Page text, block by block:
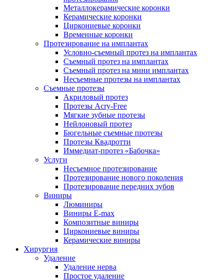
Металлокерамические коронки
Керамические коронки
Циркониевые коронки
Временные коронки
Протезирование на имплантах
Условно-съемный протез на имплантах
Съемный протез на имплантах
Съемный протез на мини имплантах
Несъемные протезы на имплантах
Съемные протезы
Акриловый протез
Протезы Acry-Free
Мягкие зубные протезы
Нейлоновый протез
Бюгельные съемные протезы
Протезы Квадротти
Иммедиат-протез «Бабочка»
Услуги
Несъемное протезирование
Протезирование нового поколения
Протезирование передних зубов
Виниры
Люминиры
Виниры E-max
Композитные виниры
Циркониевые виниры
Керамические виниры
Хирургия
Удаление
Удаление нерва
Простое удаление